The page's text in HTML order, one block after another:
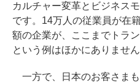
カルチャー変革とビジネス
です。14万人の従業員が在
額の企業が、ここまでトラ
という例はほかにありません
一方で、日本のお客さま